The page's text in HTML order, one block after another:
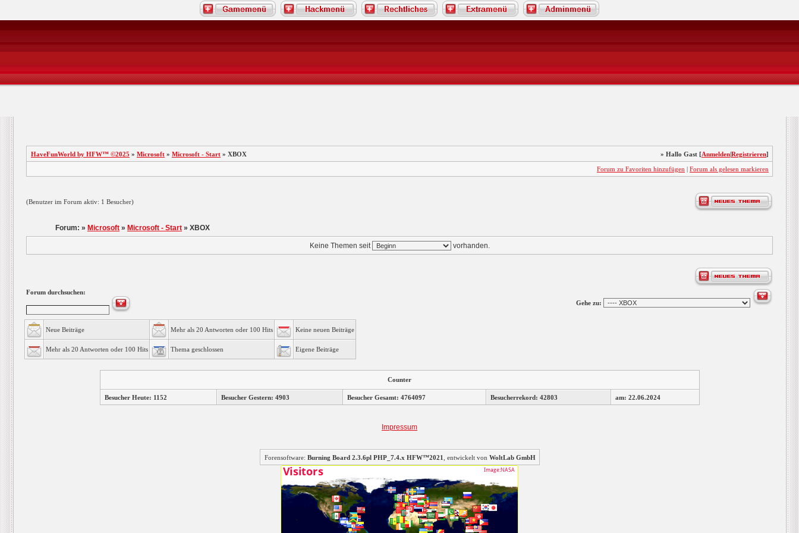
HaveFunWorld by HFW™ ©2025 » Microsoft » Microsoft - Start » XBOX » Hallo Gast [Anmelden|Registrieren]
Forum zu Favoriten hinzufügen | Forum als gelesen markieren
(Benutzer im Forum aktiv: 1 Besucher)
Forum: » Microsoft » Microsoft - Start » XBOX
Keine Themen seit vorhanden.
Forum durchsuchen:
Gehe zu:
Neue Beiträge Mehr als 20 Antworten oder 100 Hits Keine neuen Beiträge
Mehr als 20 Antworten oder 100 Hits Thema geschlossen Eigene Beiträge
Counter
Besucher Heute: 1152 Besucher Gestern: 4903 Besucher Gesamt: 4764097 Besucherrekord: 42803 am: 22.06.2024
Impressum
Forensoftware: Burning Board 2.3.6pl PHP_7.4.x HFW™2021 , entwickelt von WoltLab GmbH